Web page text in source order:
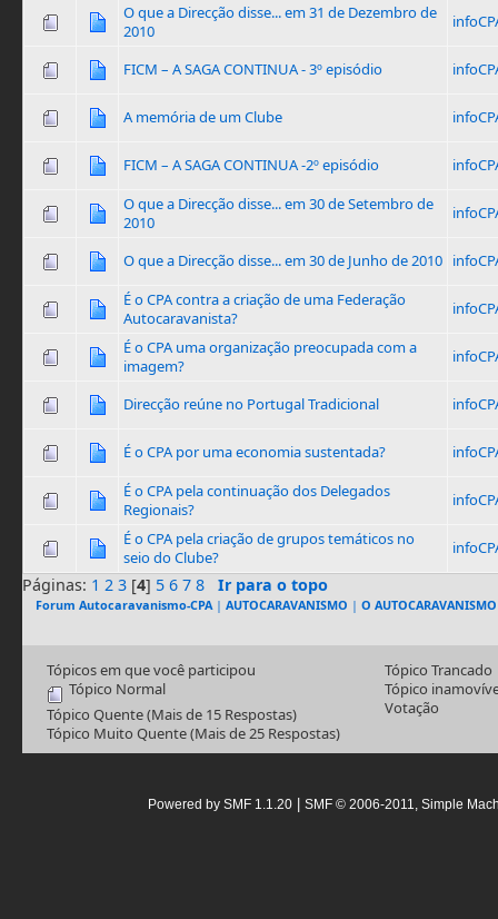
O que a Direcção disse... em 31 de Dezembro de
2010
FICM – A SAGA CONTINUA - 3º episódio
A memória de um Clube
FICM – A SAGA CONTINUA -2º episódio
O que a Direcção disse... em 30 de Setembro de
2010
O que a Direcção disse... em 30 de Junho de 2010
É o CPA contra a criação de uma Federação
Autocaravanista?
É o CPA uma organização preocupada com a
imagem?
Direcção reúne no Portugal Tradicional
É o CPA por uma economia sustentada?
É o CPA pela continuação dos Delegados
Regionais?
É o CPA pela criação de grupos temáticos no
seio do Clube?
Páginas: 1 2 3 [4] 5 6 7 8 Ir para o topo
Forum Autocaravanismo-CPA| AUTOCARAVANISMO | O AUTOCARAVANISMO
Tópicos em que você participou
Tópico Normal
Tópico Quente (Mais de 15 Respostas)
Tópico Muito Quente (Mais de 25 Respostas)
Tópico Trancado
Tópico
Votação
Powered by SMF 1.1.20 SMF © 2006-2011, Simple